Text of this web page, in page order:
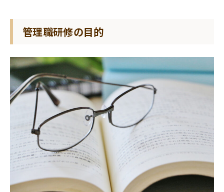
管理職研修の目的